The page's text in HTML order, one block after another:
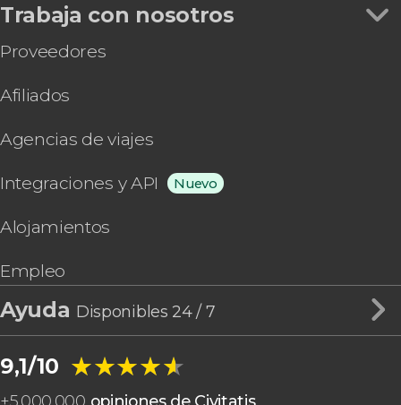
Trabaja con nosotros
Proveedores
Afiliados
Agencias de viajes
Integraciones y API Nuevo
Alojamientos
Empleo
Ayuda Disponibles 24 / 7
9,1/10 ★★★★★
★★★★★
+5.000.000 opiniones de Civitatis